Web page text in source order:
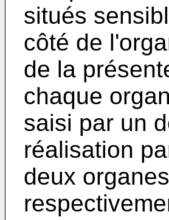
situés
côté de
de la
chaque
saisi par un
réalisation
deux